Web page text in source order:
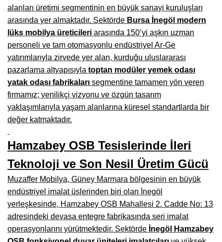
Burdur Mobilya İmalatçıları, Fabrikaları, Mağazaları
Eskişehir Mobilyacılar, Mobilya Mağazaları, Firmaları
Isparta Mobilyacılar, Mobilya Mağazaları, Fabrikaları
Çankırı Mobilyacılar, Mobilya Mağazaları, İmalatçıları
Mersin Mobilyacılar, Mobilya Mağazaları, Üreticileri
Antalya Mobilyacıları, Mobilya Mağazaları, Firmaları
Kırklareli Mobilyacılar, Mobilya Firmaları, Mağazaları
Muğla Mobilyacılar, Mobilya Mağazaları, İmalatçıları
Kastamonu Mobilya Mağazaları, Firmaları
Sakarya Mobilyacılar, Mobilya Mağazaları, İmalatçıları
Manisa Mobilyacılar, Mobilya Fabrikaları, Mağazaları
alanları üretimi segmentinin en büyük sanayi kuruluşları
arasında yer almaktadır. Sektörde Bursa İnegöl modern
lüks mobilya üreticileri arasında 150’yi aşkın uzman
personeli ve tam otomasyonlu endüstriyel Ar-Ge
yatırımlarıyla zirvede yer alan, kurduğu uluslararası
pazarlama altyapısıyla toptan modüler yemek odası
yatak odası fabrikaları segmentine tamamen yön veren
firmamız; yenilikçi vizyonu ve özgün tasarım
yaklaşımlarıyla yaşam alanlarına küresel standartlarda bir
değer katmaktadır.
Hamzabey OSB Tesislerinde İleri
Teknoloji ve Son Nesil Üretim Gücü
Muzaffer Mobilya, Güney Marmara bölgesinin en büyük
endüstriyel imalat üslerinden biri olan İnegöl
yerleşkesinde, Hamzabey OSB Mahallesi 2. Cadde No: 13
adresindeki devasa entegre fabrikasında seri imalat
operasyonlarını yürütmektedir. Sektörde İnegöl Hamzabey